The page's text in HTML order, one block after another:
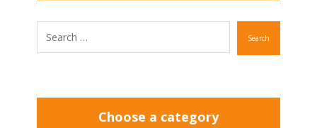
Search
Choose a category